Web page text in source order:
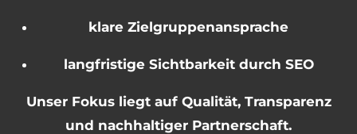
klare Zielgruppenansprache
langfristige Sichtbarkeit durch SEO
Unser Fokus liegt auf Qualität, Transparenz
und nachhaltiger Partnerschaft.